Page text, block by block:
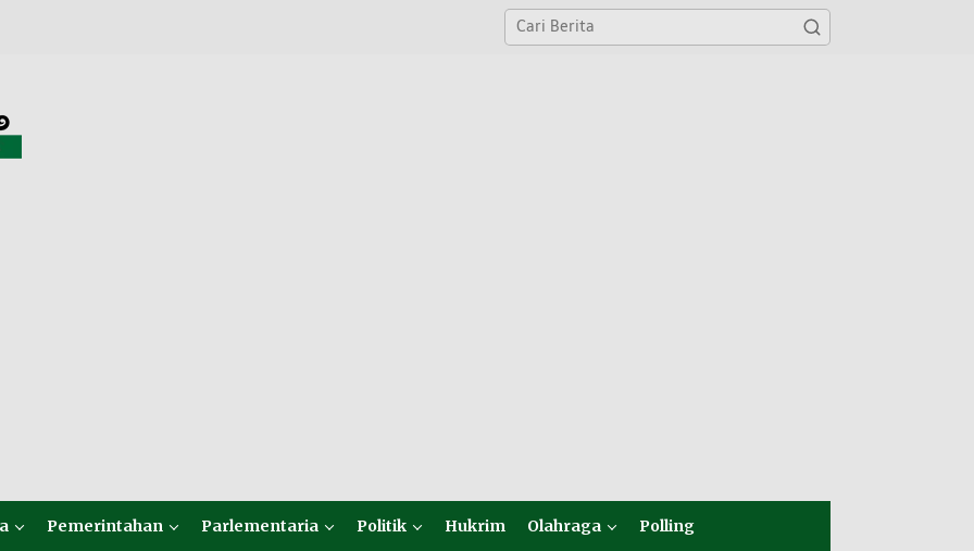
Pemerintahan Parlementaria Politik Hukrim Olahraga Polling